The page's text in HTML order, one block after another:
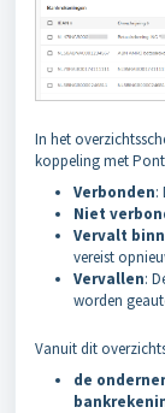
In het
koppeling met
Verbonden:
Niet
Vervalt
vereist
Vervallen:
worden
Vanuit dit
de